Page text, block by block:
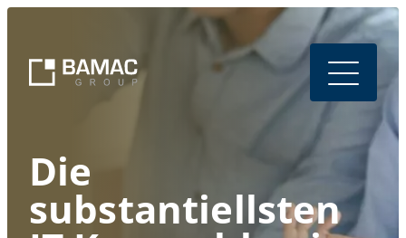
Die
substantiellsten